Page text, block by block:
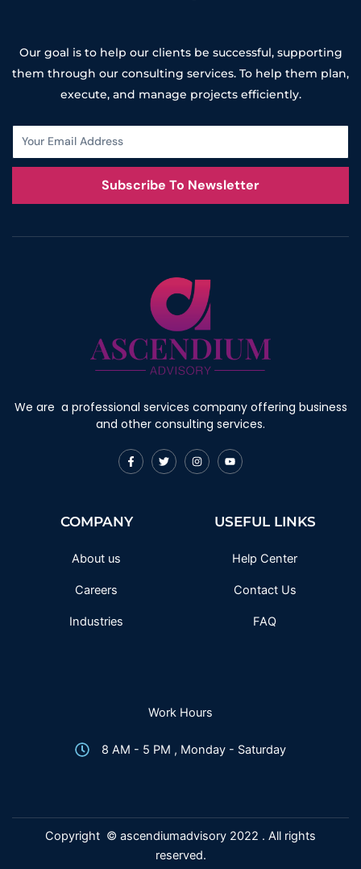
Our goal is to help our clients be successful, supporting
them through our consulting services. To help them plan,
execute, and manage projects efficiently.
Subscribe To Newsletter
We are a professional services company offering business
and other consulting services.
F
a
o
T
w
I
n
Y
o
e
COMPANY
About us
Careers
Industries
USEFUL LINKS
Help Center
Contact Us
FAQ
Work Hours
8 AM - 5 PM , Monday - Saturday
Copyright © ascendiumadvisory 2022 . All rights
reserved.